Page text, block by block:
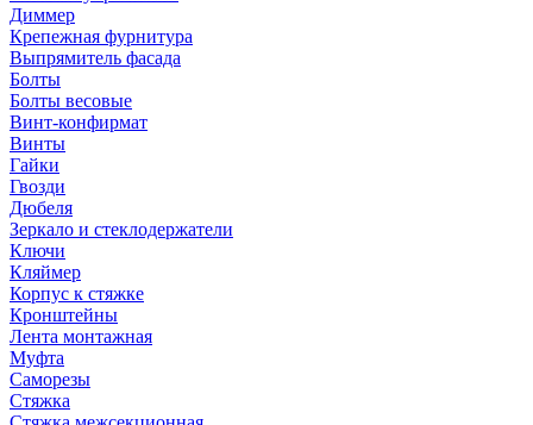
Диммер
Крепежная фурнитура
Выпрямитель фасада
Болты
Болты весовые
Винт-конфирмат
Винты
Гайки
Гвозди
Дюбеля
Зеркало и стеклодержатели
Ключи
Кляймер
Корпус к стяжке
Кронштейны
Лента монтажная
Муфта
Саморезы
Стяжка